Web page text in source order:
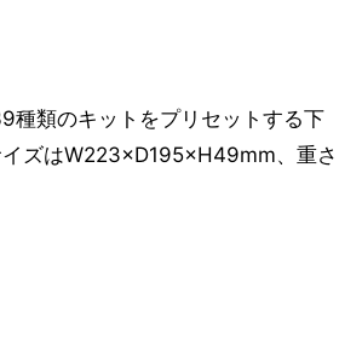
種類のキットをプリセットする下
ズはW223×D195×H49mm、重さ